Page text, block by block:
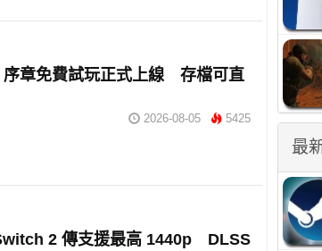
序章免費試玩正式上線 存檔可直
2026-08-05 5425
2 傳支援最高 1440p DLSS
最